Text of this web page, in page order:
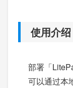
使用介绍
部署「
可以通过本